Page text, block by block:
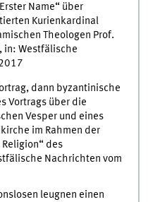
Name“ über
Kurienkardinal
Theologen Prof.
in: Westfälische
dann byzantinische
Vortrags über die
Vesper und eines
im Rahmen der
des
Nachrichten vom
leugnen einen